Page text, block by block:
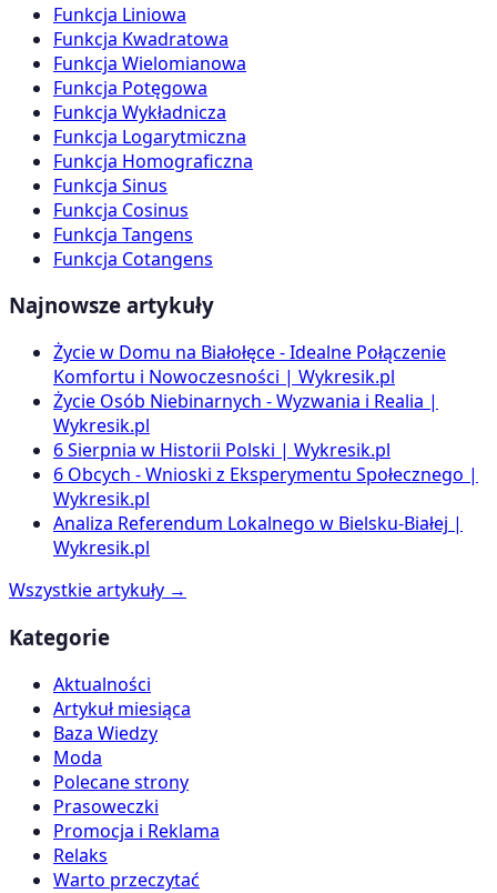
Funkcja Liniowa
Funkcja Kwadratowa
Funkcja Wielomianowa
Funkcja Potęgowa
Funkcja Wykładnicza
Funkcja Logarytmiczna
Funkcja Homograficzna
Funkcja Sinus
Funkcja Cosinus
Funkcja Tangens
Funkcja Cotangens
Najnowsze artykuły
Życie w Domu na Białołęce - Idealne Połączenie
Komfortu i Nowoczesności | Wykresik.pl
Życie Osób Niebinarnych - Wyzwania i Realia |
Wykresik.pl
6 Sierpnia w Historii Polski | Wykresik.pl
6 Obcych - Wnioski z Eksperymentu Społecznego |
Wykresik.pl
Analiza Referendum Lokalnego w Bielsku-Białej |
Wykresik.pl
Wszystkie artykuły →
Kategorie
Aktualności
Artykuł miesiąca
Baza Wiedzy
Moda
Polecane strony
Prasoweczki
Promocja i Reklama
Relaks
Warto przeczytać